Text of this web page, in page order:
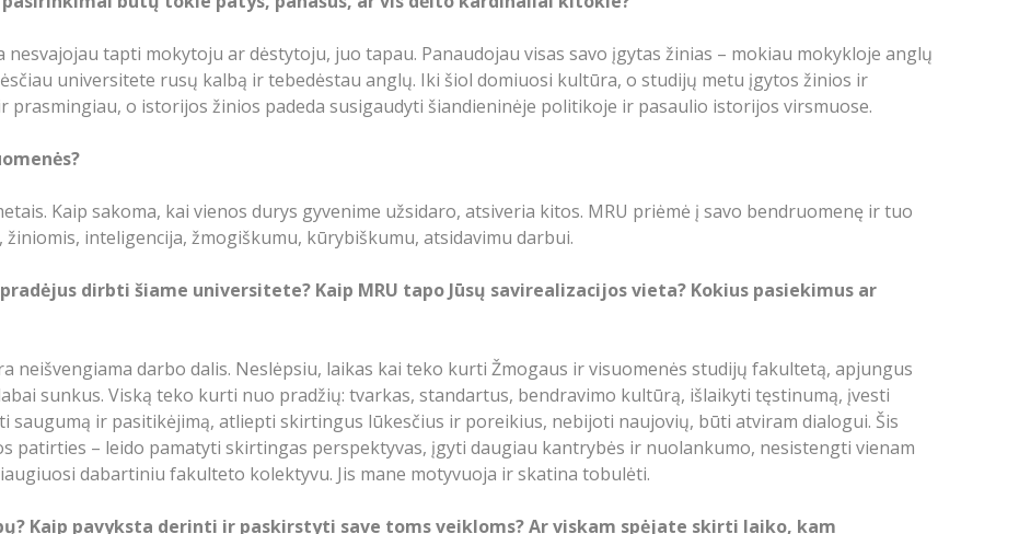
tapti mokytoju ar dėstytoju, juo tapau. Panaudojau visas savo įgytas žinias – mokiau mokykloje anglų
universitete rusų kalbą ir tebedėstau anglų. Iki šiol domiuosi kultūra, o studijų metu įgytos žinios ir
ir prasmingiau, o istorijos žinios padeda susigaudyti šiandieninėje politikoje ir pasaulio istorijos virsmuose.
Kaip sakoma, kai vienos durys gyvenime užsidaro, atsiveria kitos. MRU priėmė į savo bendruomenę ir tuo
inteligencija, žmogiškumu, kūrybiškumu, atsidavimu darbui.
dirbti šiame universitete? Kaip MRU tapo Jūsų savirealizacijos vieta? Kokius pasiekimus ar
neišvengiama darbo dalis. Neslėpsiu, laikas kai teko kurti Žmogaus ir visuomenės studijų fakultetą, apjungus
sunkus. Viską teko kurti nuo pradžių: tvarkas, standartus, bendravimo kultūrą, išlaikyti tęstinumą, įvesti
ir pasitikėjimą, atliepti skirtingus lūkesčius ir poreikius, nebijoti naujovių, būti atviram dialogui. Šis
patirties – leido pamatyti skirtingas perspektyvas, įgyti daugiau kantrybės ir nuolankumo, nesistengti vienam
dabartiniu fakulteto kolektyvu. Jis mane motyvuoja ir skatina tobulėti.
Kaip pavyksta derinti ir paskirstyti save toms veikloms? Ar viskam spėjate skirti laiko, kam